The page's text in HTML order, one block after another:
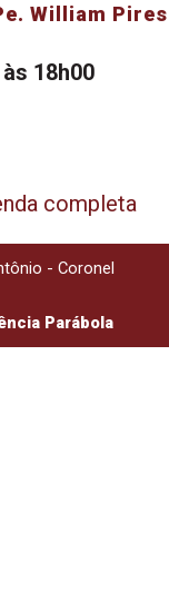
William Pires
18h00
completa
- Coronel
Parábola